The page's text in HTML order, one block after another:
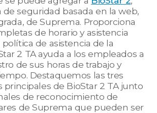
de seguridad basada en la web,
de Suprema. Proporciona
de horario y asistencia
política de asistencia de la
2 TA ayuda a los empleados a
de sus horas de trabajo y
Destaquemos las tres
principales de BioStar 2 TA junto
de reconocimiento de
de Suprema que pueden ser